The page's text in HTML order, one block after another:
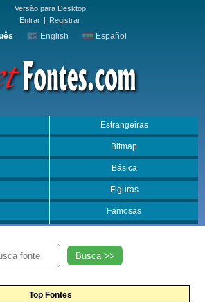
Versão para Desktop
Entrar | Registrar
English Español
Estrangeiras
Bitmap
Básica
Figuras
Famosas
Busca >>
Top Fontes